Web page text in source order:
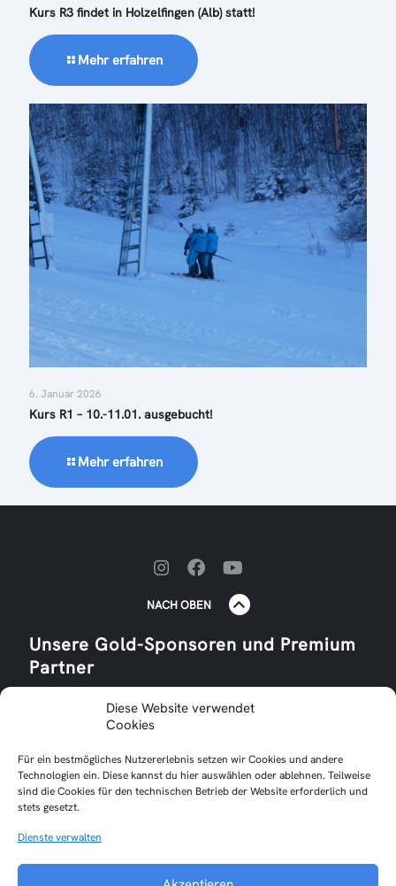
Diese Website verwendet
Cookies
Für ein bestmögliches Nutzererlebnis setzen wir Cookies und andere
Technologien ein. Diese kannst du hier auswählen oder ablehnen. Teilweise
sind die Cookies für den technischen Betrieb der Website erforderlich und
stets gesetzt.
Dienste verwalten
Kurs R3 findet in Holzelfingen (Alb) statt!
Mehr erfahren
6. Januar 2026
Kurs R1 – 10.-11.01. ausgebucht!
Mehr erfahren
NACH OBEN
Unsere Gold-Sponsoren und Premium
Partner
Impressum
Datenschutzerklärung